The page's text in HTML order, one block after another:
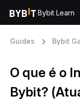
Bybit Learn
Guides Bybit
O que é o
Bybit?